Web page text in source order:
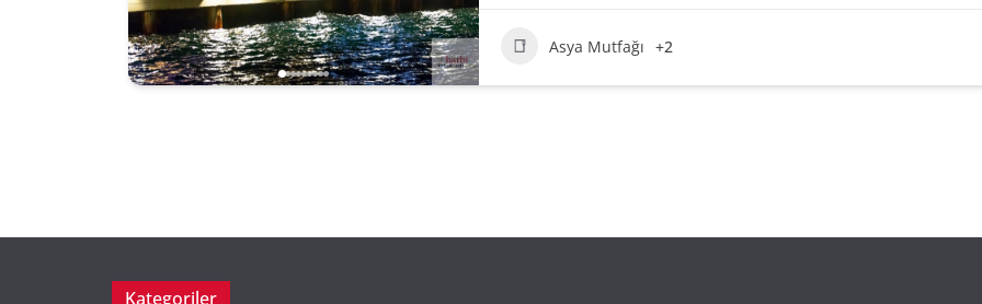
Asya Mutfağı +2
Kategoriler